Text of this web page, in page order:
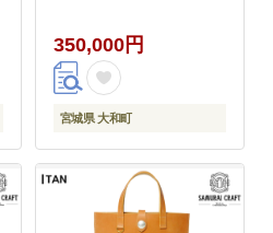
縫い ハンドメイド ファ
ッション 小物 Samurai
Craft【株式会社Stand
Field】ta282-olive
350,000円
宮城県 大和町